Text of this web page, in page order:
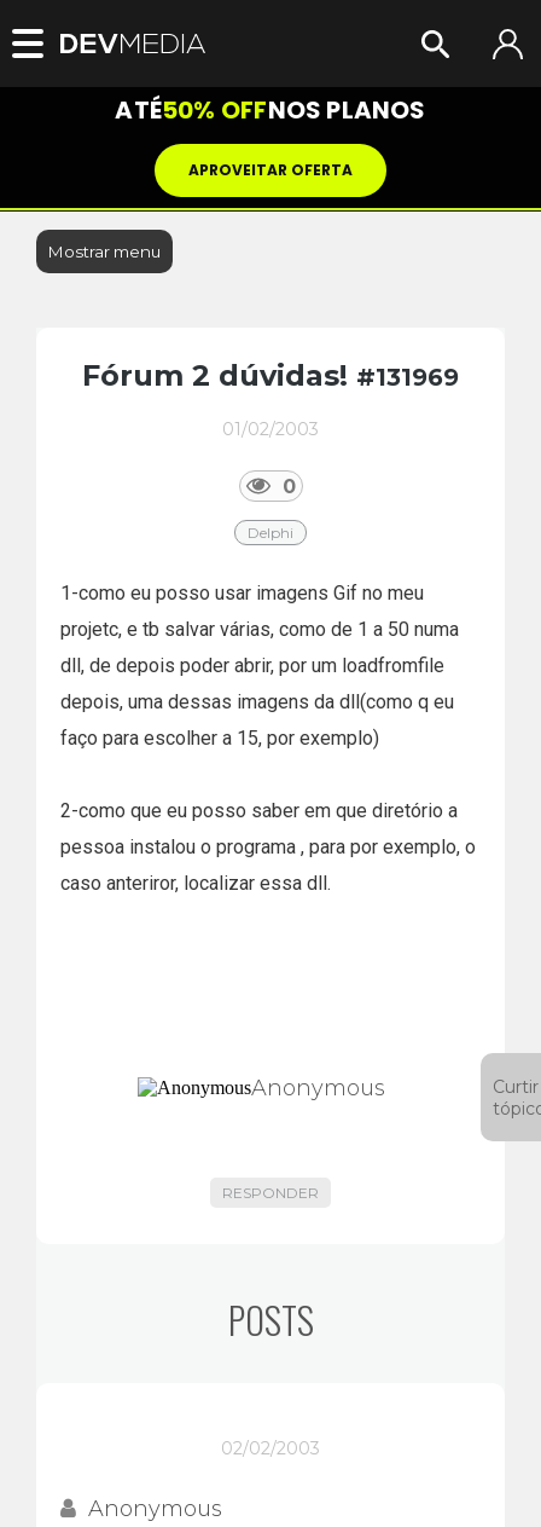
ATÉ50% OFFNOS PLANOS
APROVEITAR OFERTA
Mostrar menu
Fórum 2 dúvidas! #131969
01/02/2003
0
Delphi
1-como eu posso usar imagens Gif no meu
projetc, e tb salvar várias, como de 1 a 50 numa
dll, de depois poder abrir, por um loadfromfile
depois, uma dessas imagens da dll(como q eu
faço para escolher a 15, por exemplo)
2-como que eu posso saber em que diretório a
pessoa instalou o programa , para por exemplo, o
caso anteriror, localizar essa dll.
Anonymous
Curtir
RESPONDER
POSTS
02/02/2003
Anonymous